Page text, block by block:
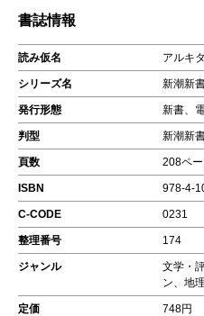
書誌情報
読み仮名 アルキ
シリーズ名 新潮新
発行形態 新書、
判型 新潮新
頁数 208ペ
ISBN 978-4-
C-CODE 0231
整理番号 174
ジャンル
文学・
ン、地
定価 748円